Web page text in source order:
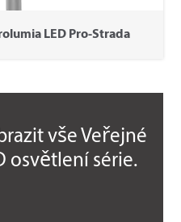
LED Pro-Strada
vše Veřejné
osvětlení série.